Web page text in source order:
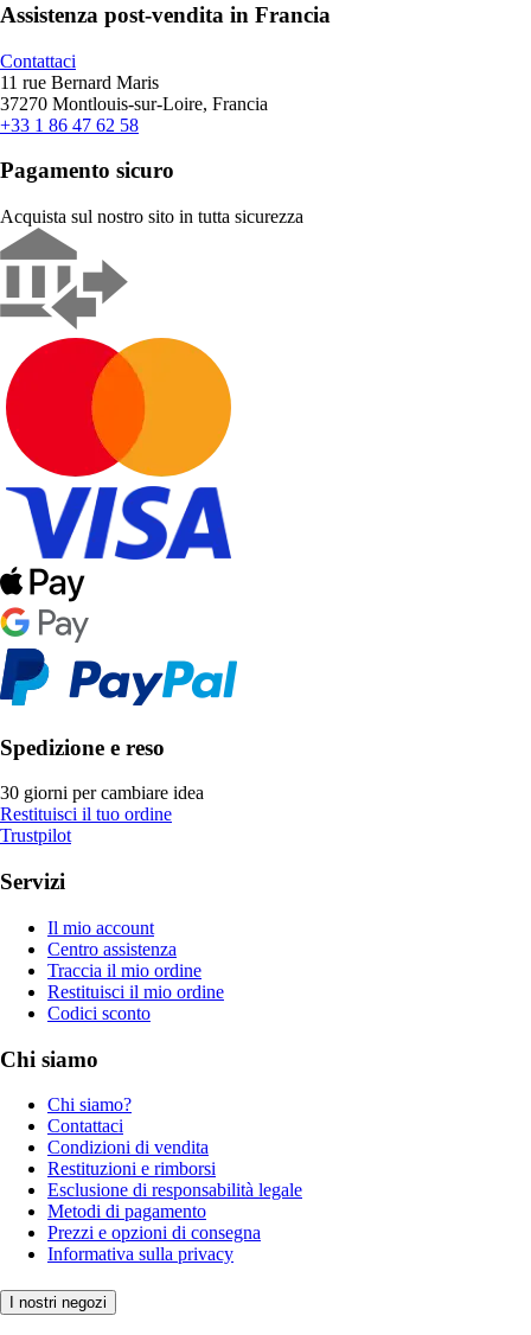
Assistenza post-vendita in Francia
Contattaci
11 rue Bernard Maris
37270 Montlouis-sur-Loire, Francia
+33 1 86 47 62 58
Pagamento sicuro
Acquista sul nostro sito in tutta sicurezza
Spedizione e reso
30 giorni per cambiare idea
Restituisci il tuo ordine
Trustpilot
Servizi
Il mio account
Centro assistenza
Traccia il mio ordine
Restituisci il mio ordine
Codici sconto
Chi siamo
Chi siamo?
Contattaci
Condizioni di vendita
Restituzioni e rimborsi
Esclusione di responsabilità legale
Metodi di pagamento
Prezzi e opzioni di consegna
Informativa sulla privacy
I nostri negozi